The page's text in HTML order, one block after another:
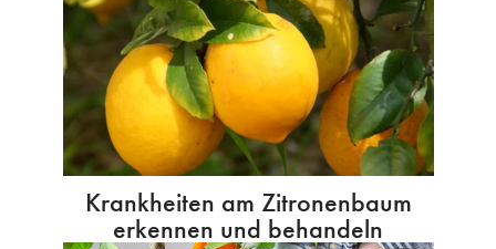
Krankheiten am Zitronenbaum
erkennen und behandeln